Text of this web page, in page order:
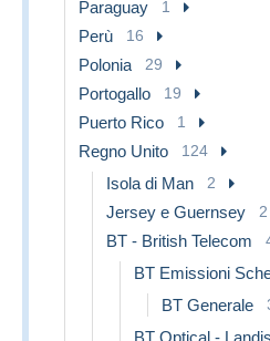
Paraguay 1
Perù 16
Polonia 29
Portogallo 19
Puerto Rico 1
Regno Unito 124
Isola di Man 2
Jersey e Guernsey 2
BT - British Telecom
BT Generale
BT Optical -